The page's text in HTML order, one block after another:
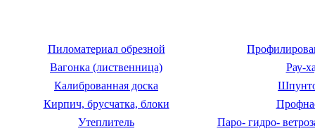
Пиломатериал обрезной
Вагонка (лиственница)
Рау-
Калиброванная доска
Кирпич, брусчатка, блоки
Утеплитель
Паро- гидро-